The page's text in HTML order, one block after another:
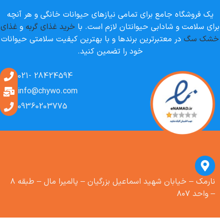
یک فروشگاه جامع برای تمامی نیازهای حیوانات خانگی و هر آنچه
برای سلامت و شادابی حیوانتان لازم است. با خرید غذای گربه و غذای
خشک سگ در معتبرترین برندها و با بهترین کیفیت سلامتی حیوانات
خود را تضمین کنید.
28424594 -021
info@chywo.com
09360203775
نارمک – خیابان شهید اسماعیل بزرگیان – پالمیرا مال – طبقه ۸
– واحد ۸۰۷